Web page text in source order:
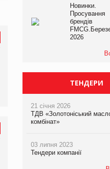
Новинки.
Просування
брендів
2026
ТЕНДЕРИ
21 січня 2026
ТДВ «Золотоніський
комбінат»
03 липня 2023
Тендери компанії